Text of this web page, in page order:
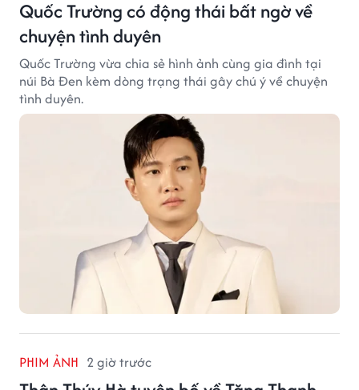
Quốc Trường có động thái bất ngờ về
chuyện tình duyên
Quốc Trường vừa chia sẻ hình ảnh cùng gia đình tại
núi Bà Đen kèm dòng trạng thái gây chú ý về chuyện
tình duyên.
PHIM ẢNH 2 giờ trước